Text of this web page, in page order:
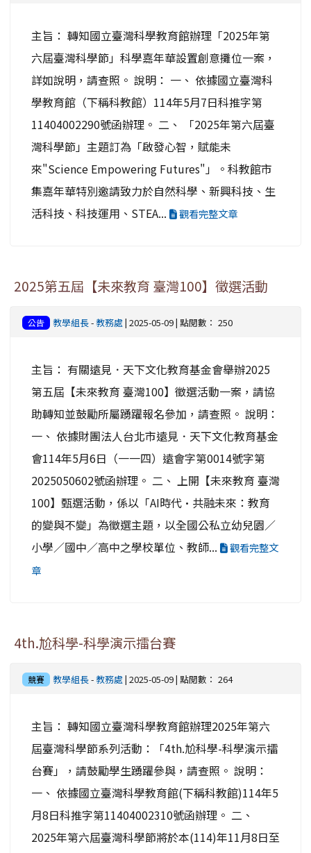
主旨： 轉知國立臺灣科學教育館辦理「2025年第
六屆臺灣科學節」科學嘉年華設置創意攤位一案，
詳如說明，請查照。 說明： 一、 依據國立臺灣科
學教育館（下稱科教館）114年5月7日科推字第
11404002290號函辦理。 二、 「2025年第六屆臺
灣科學節」主題訂為「啟發心智，賦能未
來"Science Empowering Futures"」。科教館市
集嘉年華特別邀請致力於自然科學、新興科技、生
活科技、科技運用、STEA...
觀看完整文章
2025第五屆【未來教育 臺灣100】徵選活動
公告 教學組長-教務處 | 2025-05-09 | 點閱數： 250
主旨： 有關遠見．天下文化教育基金會舉辦2025
第五屆【未來教育 臺灣100】徵選活動一案，請協
助轉知並鼓勵所屬踴躍報名參加，請查照。 說明：
一、 依據財團法人台北市遠見．天下文化教育基金
會114年5月6日（一一四）遠會字第0014號字第
2025050602號函辦理。 二、 上開【未來教育 臺灣
100】甄選活動，係以「AI時代·共融未來：教育
的變與不變」為徵選主題，以全國公私立幼兒園／
小學／國中／高中之學校單位、教師...
觀看完整文
章
4th.尬科學-科學演示擂台賽
競賽 教學組長-教務處 | 2025-05-09 | 點閱數： 264
主旨： 轉知國立臺灣科學教育館辦理2025年第六
屆臺灣科學節系列活動：「4th.尬科學-科學演示擂
台賽」，請鼓勵學生踴躍參與，請查照。 說明：
一、 依據國立臺灣科學教育館(下稱科教館)114年5
月8日科推字第11404002310號函辦理。 二、
2025年第六屆臺灣科學節將於本(114)年11月8日至